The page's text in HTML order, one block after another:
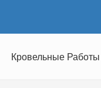
Кровельные Работы